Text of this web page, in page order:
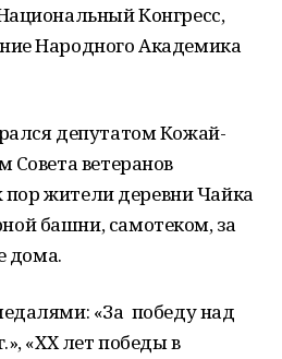
Конгресс,
Народного Академика
депутатом Кожай-
Совета ветеранов
пор жители деревни Чайка
башни, самотеком, за
дома.
«За победу над
«ХХ лет победы в